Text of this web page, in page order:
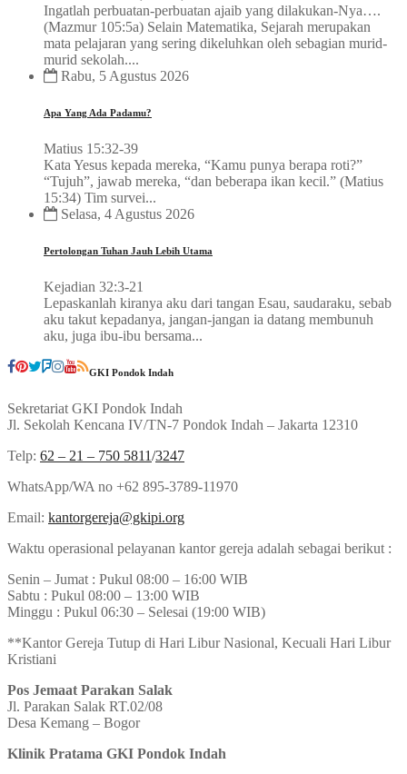
Ingatlah perbuatan-perbuatan ajaib yang dilakukan-Nya….
(Mazmur 105:5a) Selain Matematika, Sejarah merupakan
mata pelajaran yang sering dikeluhkan oleh sebagian murid-
murid sekolah....
Rabu, 5 Agustus 2026
Apa Yang Ada Padamu?
Matius 15:32-39
Kata Yesus kepada mereka, “Kamu punya berapa roti?”
“Tujuh”, jawab mereka, “dan beberapa ikan kecil.” (Matius
15:34) Tim survei...
Selasa, 4 Agustus 2026
Pertolongan Tuhan Jauh Lebih Utama
Kejadian 32:3-21
Lepaskanlah kiranya aku dari tangan Esau, saudaraku, sebab
aku takut kepadanya, jangan-jangan ia datang membunuh
aku, juga ibu-ibu bersama...
GKI Pondok Indah
Sekretariat GKI Pondok Indah
Jl. Sekolah Kencana IV/TN-7 Pondok Indah – Jakarta 12310
Telp: 62 – 21 – 750 5811/3247
WhatsApp/WA no +62 895-3789-11970
Email: kantorgereja@gkipi.org
Waktu operasional pelayanan kantor gereja adalah sebagai berikut :
Senin – Jumat : Pukul 08:00 – 16:00 WIB
Sabtu : Pukul 08:00 – 13:00 WIB
Minggu : Pukul 06:30 – Selesai (19:00 WIB)
**Kantor Gereja Tutup di Hari Libur Nasional, Kecuali Hari Libur
Kristiani
Pos Jemaat Parakan Salak
Jl. Parakan Salak RT.02/08
Desa Kemang – Bogor
Klinik Pratama GKI Pondok Indah